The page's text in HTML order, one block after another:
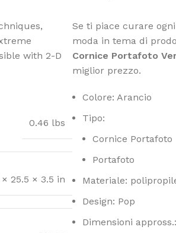
with 2-D
0.46 lbs
25.5 × 3.5 in
Se ti piace curare
moda in tema di
Cornice Portafoto
miglior prezzo.
Colore: Arancio
Tipo:
Cornice Portafoto
Portafoto
Materiale:
Design: Pop
Dimensioni